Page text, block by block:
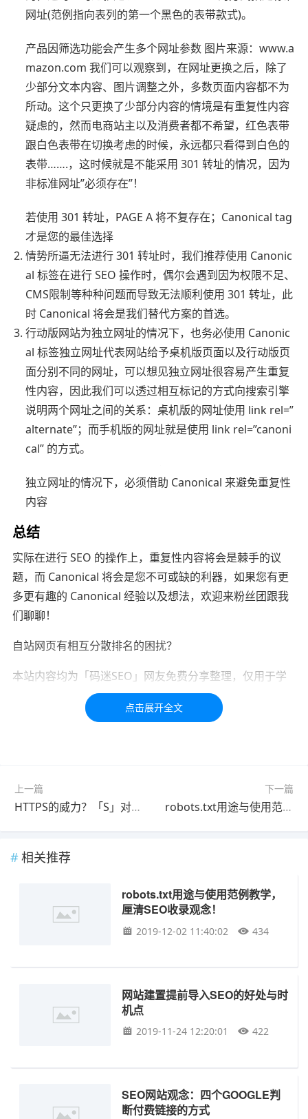
网址(范例指向表列的第一个黑色的表带款式)。
产品因筛选功能会产生多个网址参数 图片来源：www.a
mazon.com 我们可以观察到，在网址更换之后，除了
少部分文本内容、图片调整之外，多数页面内容都不为
所动。这个只更换了少部分内容的情境是有重复性内容
疑虑的，然而电商站主以及消费者都不希望，红色表带
跟白色表带在切换考虑的时候，永远都只看得到白色的
表带…….，这时候就是不能采用 301 转址的情况，因为
非标准网址”必须存在”！
若使用 301 转址，PAGE A 将不复存在；Canonical tag
才是您的最佳选择
情势所逼无法进行 301 转址时，我们推荐使用 Canonic
al 标签在进行 SEO 操作时，偶尔会遇到因为权限不足、
CMS限制等种种问题而导致无法顺利使用 301 转址，此
时 Canonical 将会是我们替代方案的首选。
行动版网站为独立网址的情况下，也务必使用 Canonic
al 标签独立网址代表网站给予桌机版页面以及行动版页
面分别不同的网址，可以想见独立网址很容易产生重复
性内容，因此我们可以透过相互标记的方式向搜索引擎
说明两个网址之间的关系：桌机版的网址使用 link rel=”
alternate”；而手机版的网址就是使用 link rel=”canoni
cal” 的方式。
独立网址的情况下，必须借助 Canonical 来避免重复性
内容
总结
实际在进行 SEO 的操作上，重复性内容将会是棘手的议
题，而 Canonical 将会是您不可或缺的利器，如果您有更
多更有趣的 Canonical 经验以及想法，欢迎来粉丝团跟我
们聊聊！
自站网页有相互分散排名的困扰？
本站内容均为「码迷SEO」网友免费分享整理，仅用于学
习交流，如有疑问，请联系我们48小时处理！！！！
上一篇
HTTPS的威力？「S」对SEO与网站经营的四大重要性
下一篇
robots.txt用途与使用范例教学，厘清SEO收录观念！
相关推荐
robots.txt用途与使用范例教学，
厘清SEO收录观念！
2019-12-02 11:40:02 434
网站建置提前导入SEO的好处与时
机点
2019-11-24 12:20:01 422
SEO网站观念：四个GOOGLE判
断付费链接的方式